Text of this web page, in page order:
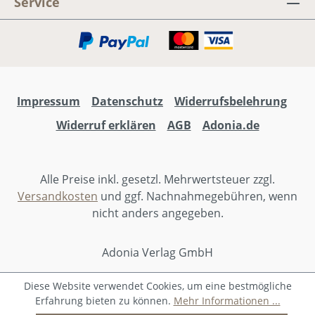
Download). Das spiralgebundene
auch Playback-CDs erhältlich. WICHTIG: Das
Vol.2 sowie dem Liederheft
Impressum Datenschutz
Widerrufsbelehrung
Widerruf erklären
AGB Adonia.de
Alle Preise inkl. gesetzl. Mehrwertsteuer zzgl.
Versandkosten und ggf. Nachnahmegebühren, wenn
nicht anders angegeben.
Adonia Verlag GmbH
Diese Website verwendet Cookies, um eine bestmögliche
Erfahrung bieten zu können. Mehr Informationen ...